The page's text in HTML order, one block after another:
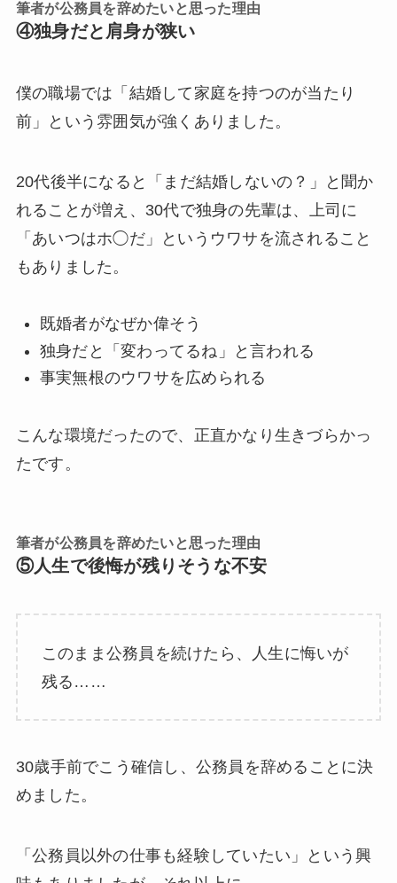
筆者が公務員を辞めたいと思った理由
④独身だと肩身が狭い
僕の職場では「結婚して家庭を持つのが当たり
前」という雰囲気が強くありました。
20代後半になると「まだ結婚しないの？」と聞か
れることが増え、30代で独身の先輩は、上司に
「あいつはホ◯だ」というウワサを流されること
もありました。
既婚者がなぜか偉そう
独身だと「変わってるね」と言われる
事実無根のウワサを広められる
こんな環境だったので、正直かなり生きづらかっ
たです。
筆者が公務員を辞めたいと思った理由
⑤人生で後悔が残りそうな不安
このまま公務員を続けたら、人生に悔いが
残る……
30歳手前でこう確信し、公務員を辞めることに決
めました。
「公務員以外の仕事も経験していたい」という興